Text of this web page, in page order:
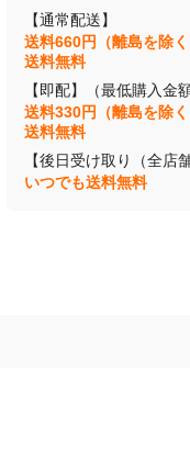
【通常配送】
送料660円（離島を除
送料無料
【即配】（最低購入金
送料330円（離島を除
送料無料
【後日受け取り（全店
いつでも送料無料